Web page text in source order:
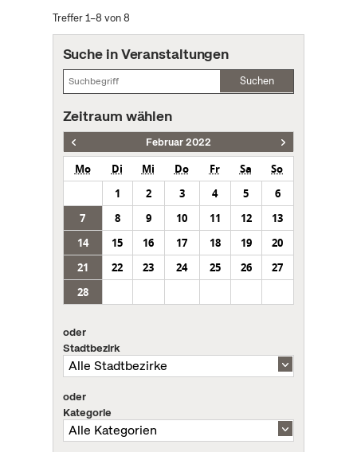
Treffer 1–8 von 8
Suche in Veranstaltungen
Suchen
Zeitraum wählen
Februar 2022
Mo Di Mi Do Fr Sa
So
1
2 3 4 5
6
7
8 9 10 11 12
13
14
15 16 17 18 19
20
21
22 23 24 25 26
27
28
oder
Stadtbezirk
oder
Kategorie